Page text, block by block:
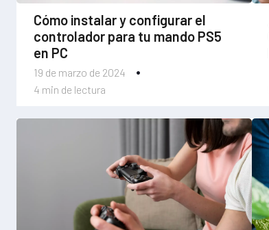
19 de marzo de 2024
4 min de lectura
Cómo instalar y configurar el
controlador para tu mando PS5
en PC